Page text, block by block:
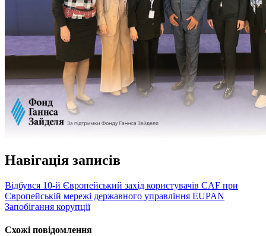
Навігація записів
Відбувся 10-й Європейський захід користувачів CAF при
Європейській мережі державного управління EUPAN
Запобігання корупції
Схожі повідомлення